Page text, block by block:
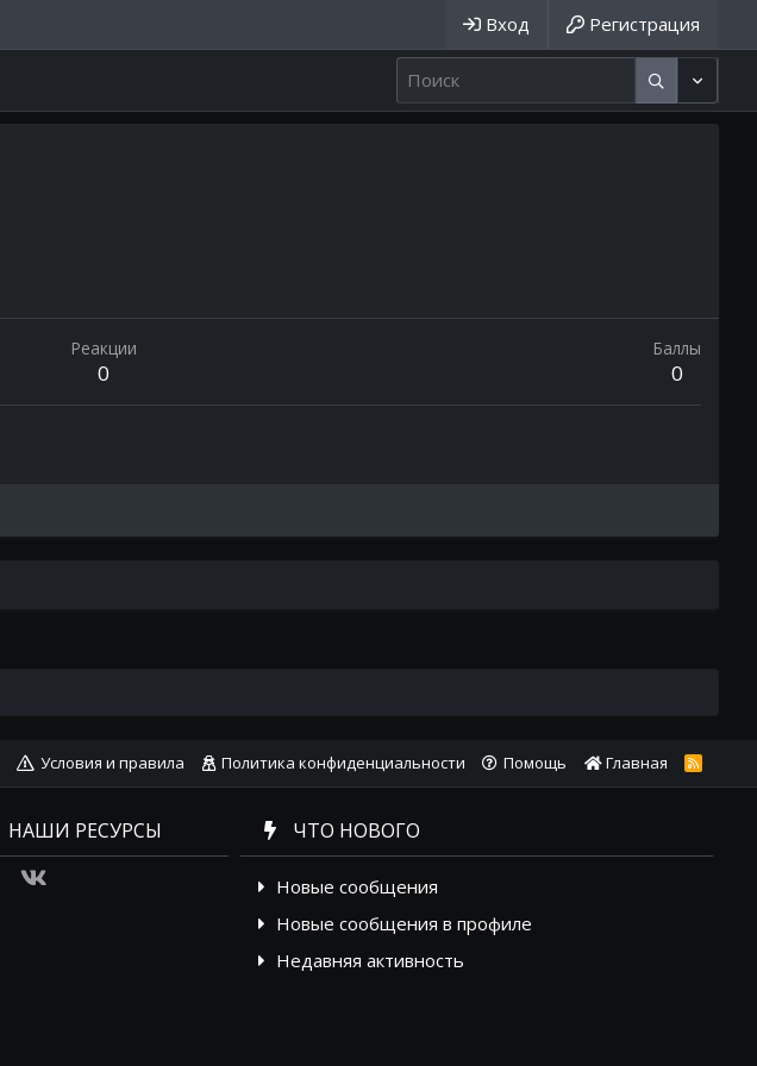
Вход Регистрация
Реакции
0
Баллы
0
Условия и правила Политика конфиденциальности Помощь Главная
R
НАШИ РЕСУРСЫ
Steam
ЧТО НОВОГО
Новые сообщения
Новые сообщения в профиле
Недавняя активность